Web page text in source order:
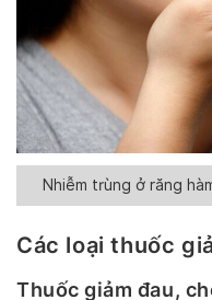
Nhiễm trùng ở răng
Các loại thuốc
Thuốc giảm đau,